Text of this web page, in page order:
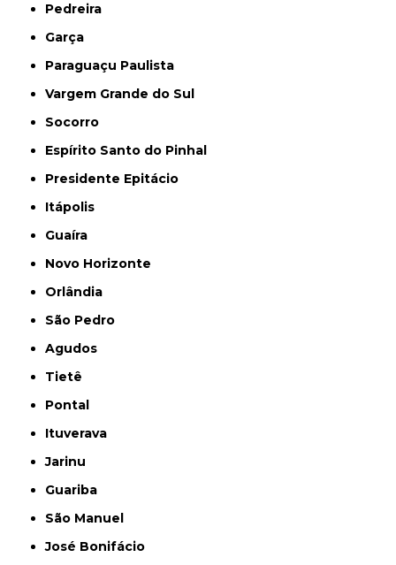
Pedreira
Garça
Paraguaçu Paulista
Vargem Grande do Sul
Socorro
Espírito Santo do Pinhal
Presidente Epitácio
Itápolis
Guaíra
Novo Horizonte
Orlândia
São Pedro
Agudos
Tietê
Pontal
Ituverava
Jarinu
Guariba
São Manuel
José Bonifácio